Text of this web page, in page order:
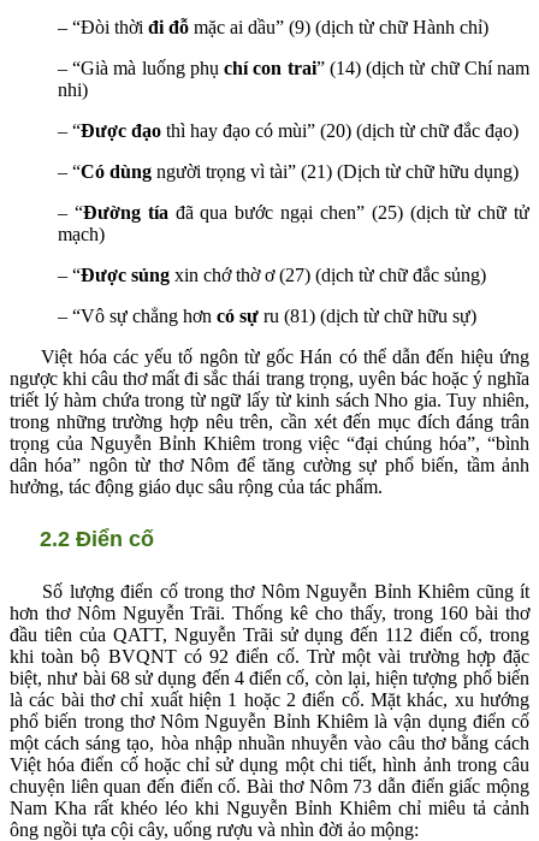
– “Đòi thời đi đỗ mặc ai dầu” (9) (dịch từ chữ Hành chỉ)
– “Già mà luống phụchí con trai” (14) (dịch từ chữ Chí nam
nhi)
– “Được đạo thì hay đạo có mùi” (20) (dịch từ chữ đắc đạo)
– “Có dùng người trọng vì tài” (21) (Dịch từ chữ hữu dụng)
– “Đường tía đã qua bước ngại chen” (25) (dịch từ chữ tử
mạch)
– “Được sủng xin chớ thờ ơ (27) (dịch từ chữ đắc sủng)
– “Vô sự chẳng hơn có sự ru (81) (dịch từ chữ hữu sự)
Việt hóa các yếu tố ngôn từ gốc Hán có thể dẫn đến hiệu ứng
ngược khi câu thơ mất đi sắc thái trang trọng, uyên bác hoặc ý nghĩa
triết lý hàm chứa trong từ ngữ lấy từ kinh sách Nho gia. Tuy nhiên,
trong những trường hợp nêu trên, cần xét đến mục đích đáng trân
trọng của Nguyễn Bỉnh Khiêm trong việc “đại chúng hóa”, “bình
dân hóa” ngôn từ thơ Nôm để tăng cường sự phổ biến, tầm ảnh
hưởng, tác động giáo dục sâu rộng của tác phẩm.
2.2 Điển cố
Số lượng điển cố trong thơ Nôm Nguyễn Bỉnh Khiêm cũng ít
hơn thơ Nôm Nguyễn Trãi. Thống kê cho thấy, trong 160 bài thơ
đầu tiên của QATT, Nguyễn Trãi sử dụng đến 112 điển cố, trong
khi toàn bộ BVQNT có 92 điển cố. Trừ một vài trường hợp đặc
biệt, như bài 68 sử dụng đến 4 điển cố, còn lại, hiện tượng phổ biến
là các bài thơ chỉ xuất hiện 1 hoặc 2 điển cố. Mặt khác, xu hướng
phổ biến trong thơ Nôm Nguyễn Bỉnh Khiêm là vận dụng điển cố
một cách sáng tạo, hòa nhập nhuần nhuyễn vào câu thơ bằng cách
Việt hóa điển cố hoặc chỉ sử dụng một chi tiết, hình ảnh trong câu
chuyện liên quan đến điển cố. Bài thơ Nôm 73 dẫn điển giấc mộng
Nam Kha rất khéo léo khi Nguyễn Bỉnh Khiêm chỉ miêu tả cảnh
ông ngồi tựa cội cây, uống rượu và nhìn đời ảo mộng: